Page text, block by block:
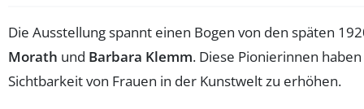
Die Ausstellung spannt einen Bogen von den späten
Morath und Barbara Klemm. Diese Pionierinnen
Sichtbarkeit von Frauen in der Kunstwelt zu erhöhen.